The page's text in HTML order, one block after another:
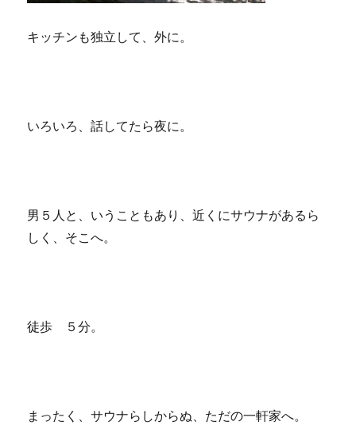
キッチンも独立して、外に。
いろいろ、話してたら夜に。
男５人と、いうこともあり、近くにサウナがあるら
しく、そこへ。
徒歩 ５分。
まったく、サウナらしからぬ、ただの一軒家へ。